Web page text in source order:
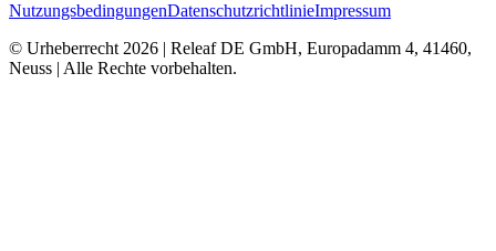
NutzungsbedingungenDatenschutzrichtlinieImpressum
© Urheberrecht 2026 | Releaf DE GmbH, Europadamm 4, 41460,
Neuss | Alle Rechte vorbehalten.